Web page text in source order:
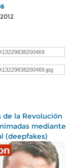
la Revolución
mediante
(deepfakes)